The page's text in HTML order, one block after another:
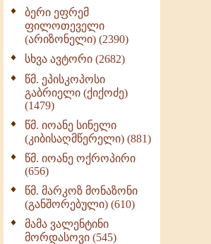
ქადაგებანი გაბრიელ
ეპისკოპოსისა - II ტომი
(370)
სულიერი ცხოვრების
სახელმძღვანელო -
ნაწილი II (369)
ღმერთი და ადამიანები
(287)
ბერის დიადემა (278)
მონაზვნური
გამოცდილების
ოთხი ასეული თავი
სიყვარულის შესახებ
(259)
ბერი ეფრემ
ფილოთეველი
(არიზონელი) (2390)
სხვა ავტორი (2682)
წმ. ეპისკოპოსი
გაბრიელი (ქიქოძე)
(1479)
წმ. იოანე სინელი
(კიბისაღმწერელი) (881)
წმ. იოანე ოქროპირი
(656)
წმ. მარკოზ მონაზონი
(განშორებული) (610)
მამა ვალენტინი
მორდასოვი (545)